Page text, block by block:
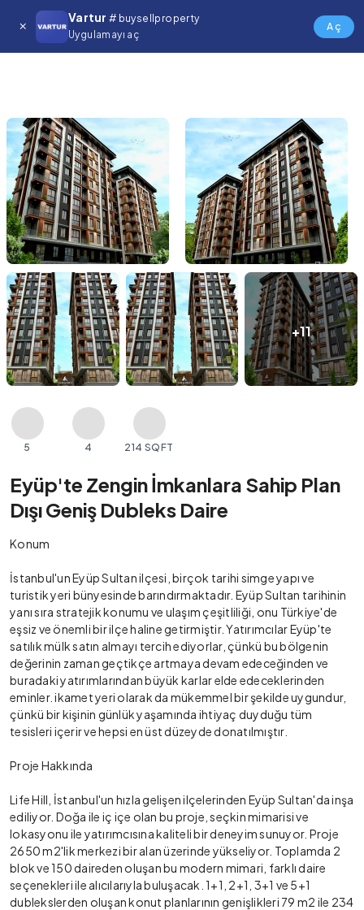
Vartur # buysellproperty
Uygulamayı aç
Aç
+11
5 4 214 SQFT
Eyüp'te Zengin İmkanlara Sahip Plan
Dışı Geniş Dubleks Daire
Konum
İstanbul'un Eyüp Sultan ilçesi, birçok tarihi simge yapı ve
turistik yeri bünyesinde barındırmaktadır. Eyüp Sultan tarihinin
yanı sıra stratejik konumu ve ulaşım çeşitliliği, onu Türkiye'de
eşsiz ve önemli bir ilçe haline getirmiştir. Yatırımcılar Eyüp'te
satılık mülk satın almayı tercih ediyorlar, çünkü bu bölgenin
değerinin zaman geçtikçe artmaya devam edeceğinden ve
buradaki yatırımlarından büyük karlar elde edeceklerinden
eminler. ikamet yeri olarak da mükemmel bir şekilde uygundur,
çünkü bir kişinin günlük yaşamında ihtiyaç duyduğu tüm
tesisleri içerir ve hepsi en üst düzeyde donatılmıştır.
Proje Hakkında
Life Hill, İstanbul'un hızla gelişen ilçelerinden Eyüp Sultan'da inşa
ediliyor. Doğa ile iç içe olan bu proje, seçkin mimarisi ve
lokasyonu ile yatırımcısına kaliteli bir deneyim sunuyor. Proje
2650 m2'lik merkezi bir alan üzerinde yükseliyor. Toplamda 2
blok ve 150 daireden oluşan bu modern mimari, farklı daire
seçenekleri ile alıcılarıyla buluşacak. 1+1, 2+1, 3+1 ve 5+1
dublekslerden oluşan konut planlarının genişlikleri 79 m2 ile 234